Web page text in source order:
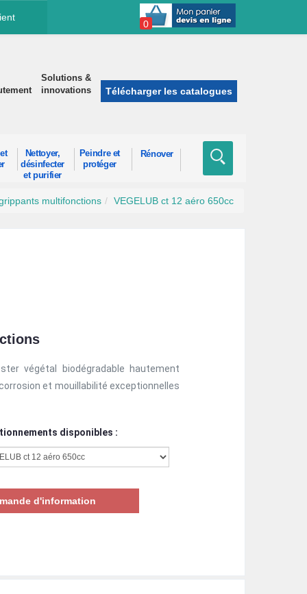
0
Solutions &
innovations
Télécharger les catalogues
Nettoyer,
désinfecter
et purifier
Peindre et
protéger
Rénover
multifonctions VEGELUB ct 12 aéro 650cc
végétal biodégradable hautement
et mouillabilité exceptionnelles
disponibles :